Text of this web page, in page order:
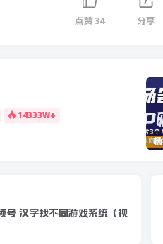
点赞 34 分享
14333W+
号 汉字找不同游戏系统（视